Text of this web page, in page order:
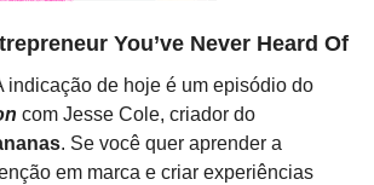
You’ve Never Heard Of
. Se você quer aprender a
em marca e criar experiências